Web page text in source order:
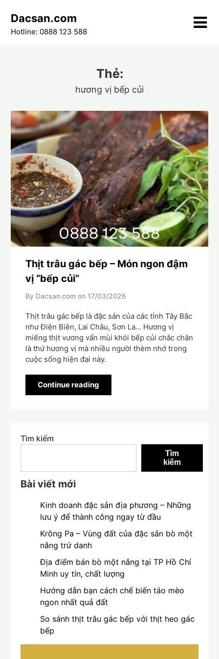
content
Dacsan.com
Hotline: 0888 123 588
Thẻ:
hương vị bếp củi
Thịt trâu gác bếp – Món ngon đậm
vị “bếp củi”
By Dacsan.com on 17/03/2026
Thịt trâu gác bếp là đặc sản của các tỉnh Tây Bắc
như Điện Biên, Lai Châu, Sơn La… Hương vị
miếng thịt vương vấn mùi khói bếp củi chắc chắn
là thứ hương vị mà nhiều người thèm nhớ trong
cuộc sống hiện đại này.
Continue reading
Tìm kiếm
Tìm
kiếm
Bài viết mới
Kinh doanh đặc sản địa phương – Những
lưu ý để thành công ngay từ đầu
Krông Pa – Vùng đất của đặc sản bò một
nắng trứ danh
Địa điểm bán bò một nắng tại TP Hồ Chí
Minh uy tín, chất lượng
Hướng dẫn bạn cách chế biến táo mèo
ngon nhất quả đất
So sánh thịt trâu gác bếp với thịt heo gác
bếp